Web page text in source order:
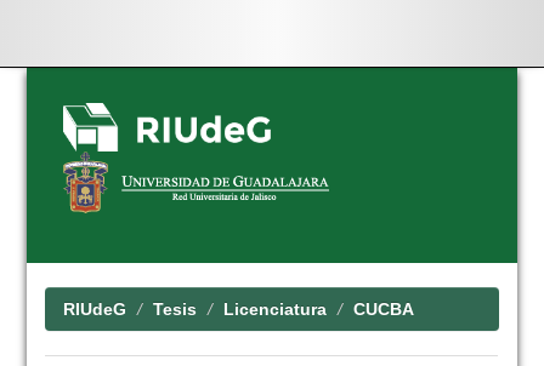
Skip
navigation
RIUdeG Tesis Licenciatura CUCBA